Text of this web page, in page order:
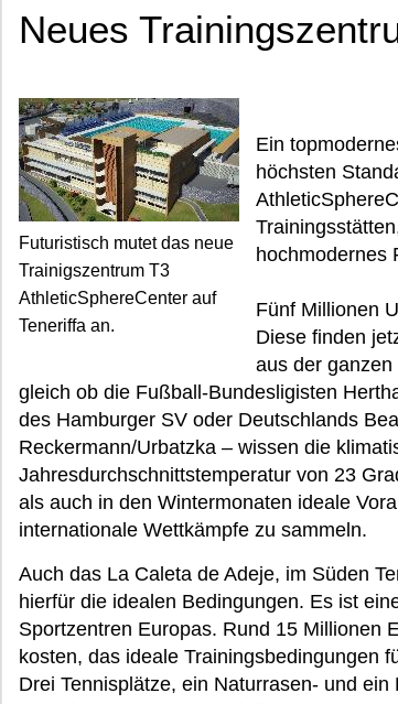
Neues
Futuristisch mutet das neue
Trainigszentrum T3
AthleticSphereCenter auf
Teneriffa an.
Ein
höchsten
hochmodernes
Fünf Millionen
Diese finden
aus der
gleich ob die Fußball-Bundesligisten
des Hamburger SV oder Deutschlands
Reckermann/Urbatzka – wissen die
Jahresdurchschnittstemperatur von 23
als auch in den Wintermonaten ideale
internationale Wettkämpfe zu sammeln.
Auch das La Caleta de Adeje, im Süden
hierfür die idealen Bedingungen. Es ist
Sportzentren Europas. Rund 15 Millionen
kosten, das ideale Trainingsbedingungen
Drei Tennisplätze, ein Naturrasen- und